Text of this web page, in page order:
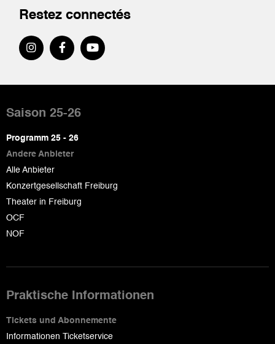
Restez connectés
de
page
Saison 25-26
Programm 25 - 26
Andere Anbieter
Alle Anbieter
Konzertgesellschaft Freiburg
Theater in Freiburg
OCF
NOF
Praktische Informationen
Tickets und Abonnemente
Informationen Ticketservice